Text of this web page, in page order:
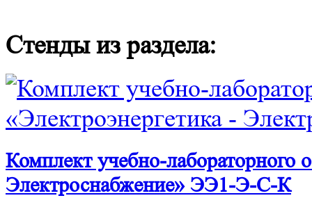
Стенды из раздела:
Комплект учебно-лабораторного
Электроснабжение» ЭЭ1-Э-С-К